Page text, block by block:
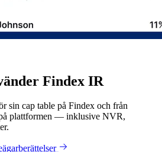
Findex IR
sin cap table på Findex och från
plattformen — inklusive NVR,